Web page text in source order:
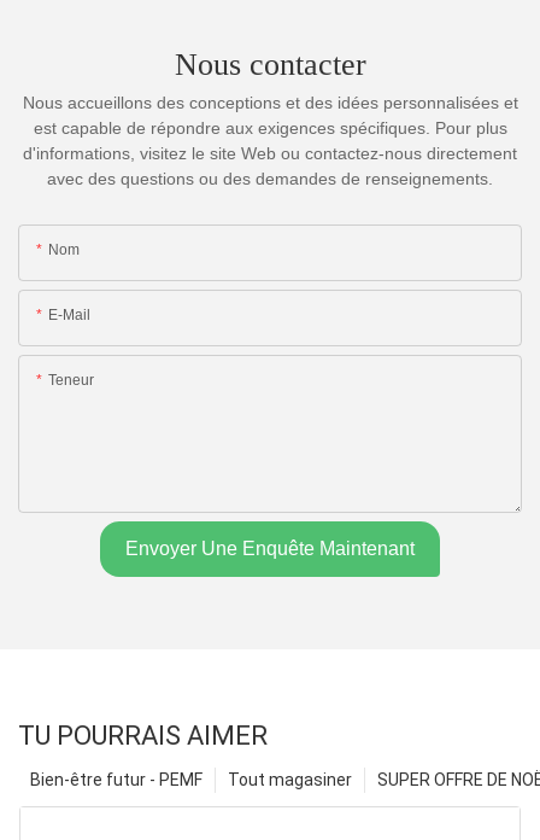
Nous contacter
Nous accueillons des conceptions et des idées personnalisées et
est capable de répondre aux exigences spécifiques. Pour plus
d'informations, visitez le site Web ou contactez-nous directement
avec des questions ou des demandes de renseignements.
Nom
E-Mail
Teneur
Envoyer Une Enquête Maintenant
TU POURRAIS AIMER
SUPER OFFRE DE
Tout magasiner
Bien-être futur - PEMF